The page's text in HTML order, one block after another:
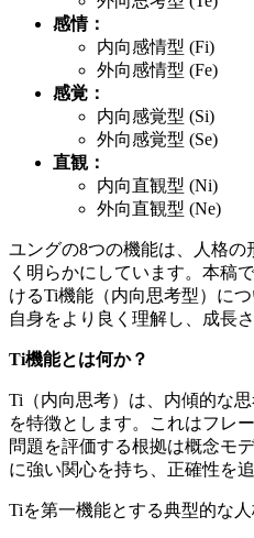
感情：
内向感情型 (Fi)
外向感情型 (Fe)
感覚：
内向感覚型 (Si)
外向感覚型 (Se)
直観：
内向直観型 (Ni)
外向直観型 (Ne)
ユングの8つの機能は、人格
く明らかにしています。本稿
けるTi機能（内向思考型）に
自身をより良く理解し、成長
Ti機能とは何か？
Ti（内向思考）は、内傾的な
を特徴とします。これはフレ
問題を評価する根拠は概念モ
に強い関心を持ち、正確性を追
Tiを第一機能とする典型的な